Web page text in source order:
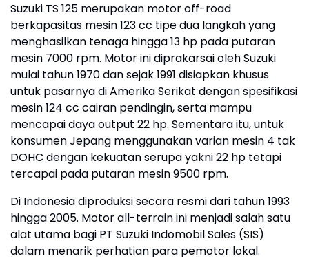
Suzuki TS 125 merupakan motor off-road
berkapasitas mesin 123 cc tipe dua langkah yang
menghasilkan tenaga hingga 13 hp pada putaran
mesin 7000 rpm. Motor ini diprakarsai oleh Suzuki
mulai tahun 1970 dan sejak 1991 disiapkan khusus
untuk pasarnya di Amerika Serikat dengan spesifikasi
mesin 124 cc cairan pendingin, serta mampu
mencapai daya output 22 hp. Sementara itu, untuk
konsumen Jepang menggunakan varian mesin 4 tak
DOHC dengan kekuatan serupa yakni 22 hp tetapi
tercapai pada putaran mesin 9500 rpm.
Di Indonesia diproduksi secara resmi dari tahun 1993
hingga 2005. Motor all-terrain ini menjadi salah satu
alat utama bagi PT Suzuki Indomobil Sales (SIS)
dalam menarik perhatian para pemotor lokal.